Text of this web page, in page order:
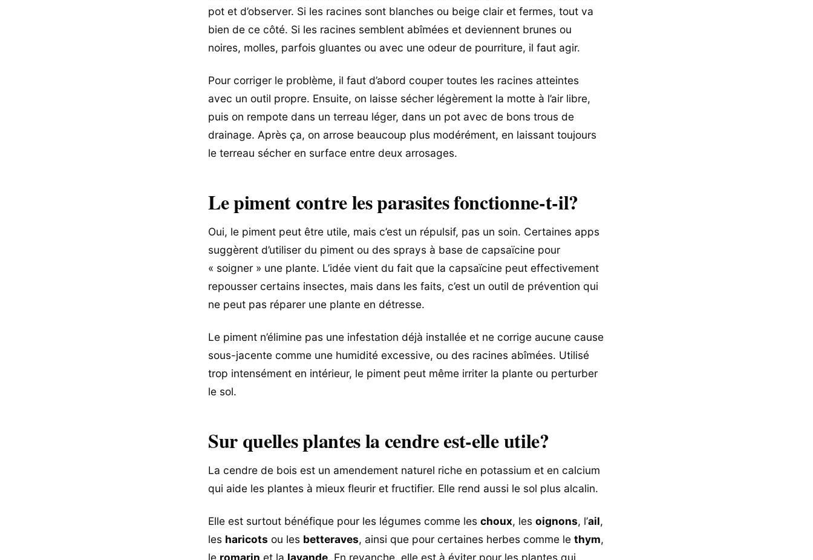
pot et d’observer. Si les racines sont blanches ou beige clair et fermes, tout va
bien de ce côté. Si les racines semblent abîmées et deviennent brunes ou
noires, molles, parfois gluantes ou avec une odeur de pourriture, il faut agir.
Pour corriger le problème, il faut d’abord couper toutes les racines atteintes
avec un outil propre. Ensuite, on laisse sécher légèrement la motte à l’air libre,
puis on rempote dans un terreau léger, dans un pot avec de bons trous de
drainage. Après ça, on arrose beaucoup plus modérément, en laissant toujours
le terreau sécher en surface entre deux arrosages.
Le piment contre les parasites fonctionne-t-il?
Oui, le piment peut être utile, mais c’est un répulsif, pas un soin. Certaines apps
suggèrent d’utiliser du piment ou des sprays à base de capsaïcine pour
« soigner » une plante. L’idée vient du fait que la capsaïcine peut effectivement
repousser certains insectes, mais dans les faits, c’est un outil de prévention qui
ne peut pas réparer une plante en détresse.
Le piment n’élimine pas une infestation déjà installée et ne corrige aucune cause
sous-jacente comme une humidité excessive, ou des racines abîmées. Utilisé
trop intensément en intérieur, le piment peut même irriter la plante ou perturber
le sol.
Sur quelles plantes la cendre est-elle utile?
La cendre de bois est un amendement naturel riche en potassium et en calcium
qui aide les plantes à mieux fleurir et fructifier. Elle rend aussi le sol plus alcalin.
Elle est surtout bénéfique pour les légumes comme les choux, les oignons, l’ail,
les haricots ou les betteraves, ainsi que pour certaines herbes comme le thym,
le romarin et la lavande. En revanche, elle est à éviter pour les plantes qui